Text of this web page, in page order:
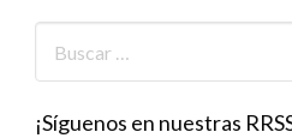
¡Síguenos en nuestras